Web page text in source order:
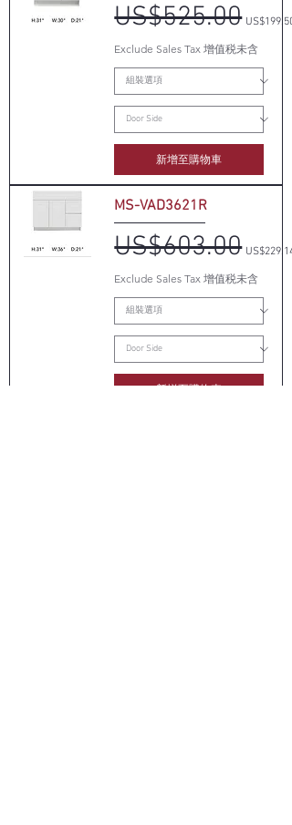
一般價格
US$525.00 US$199.50
Exclude Sales Tax 增值税未含
新增至購物車
MS-VAD3621R
一般價格
US$603.00 US$229.14
Exclude Sales Tax 增值税未含
新增至購物車